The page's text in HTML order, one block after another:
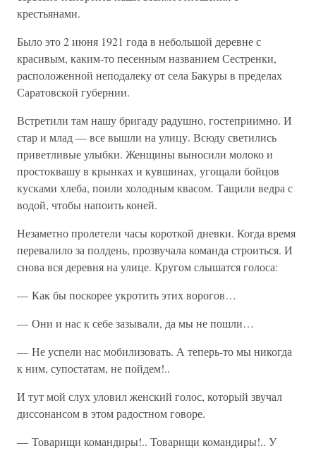
крестьянами.
Было это 2 июня 1921 года в небольшой деревне с
красивым, каким-то песенным названием Сестренки,
расположенной неподалеку от села Бакуры в пределах
Саратовской губернии.
Встретили там нашу бригаду радушно, гостеприимно. И
стар и млад — все вышли на улицу. Всюду светились
приветливые улыбки. Женщины выносили молоко и
простоквашу в крынках и кувшинах, угощали бойцов
кусками хлеба, поили холодным квасом. Тащили ведра с
водой, чтобы напоить коней.
Незаметно пролетели часы короткой дневки. Когда время
перевалило за полдень, прозвучала команда строиться. И
снова вся деревня на улице. Кругом слышатся голоса:
— Как бы поскорее укротить этих ворогов…
— Они и нас к себе зазывали, да мы не пошли…
— Не успели нас мобилизовать. А теперь-то мы никогда
к ним, супостатам, не пойдем!..
И тут мой слух уловил женский голос, который звучал
диссонансом в этом радостном говоре.
— Товарищи командиры!.. Товарищи командиры!.. У